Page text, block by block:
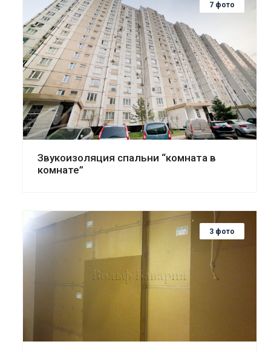
7 фото
Смотреть проект
Звукоизоляция спальни “комната в
комнате”
3 фото
Смотреть проект